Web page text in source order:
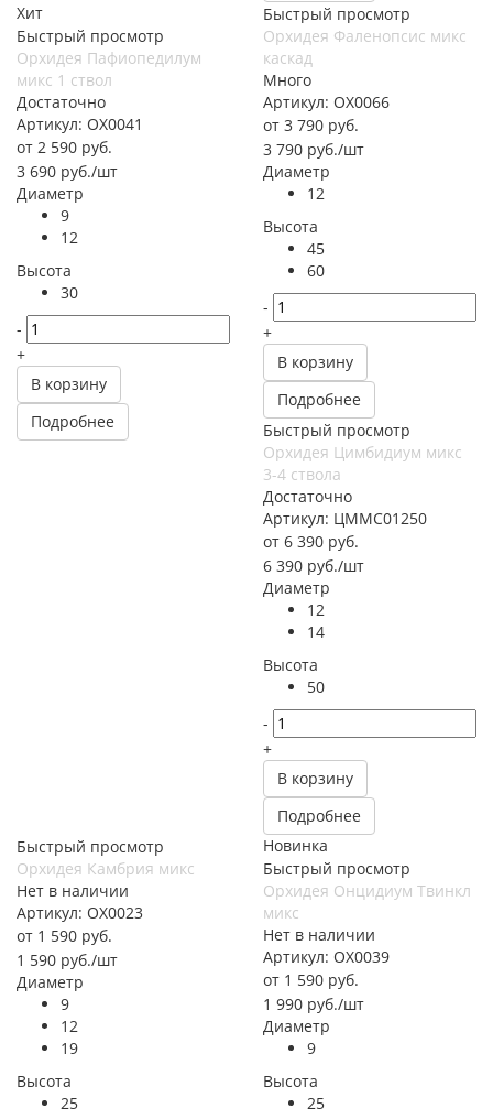
Хит
Быстрый просмотр
Орхидея Пафиопедилум
микс 1 ствол
Достаточно
Артикул: ОХ0041
от 2 590 руб.
3 690 руб./шт
Диаметр
9
12
Высота
30
-
+
В корзину
Подробнее
Быстрый просмотр
Орхидея Фаленопсис микс
каскад
Много
Артикул: ОХ0066
от 3 790 руб.
3 790 руб./шт
Диаметр
12
Высота
45
60
-
+
В корзину
Подробнее
Быстрый просмотр
Орхидея Цимбидиум микс
3-4 ствола
Достаточно
Артикул: ЦММС01250
от 6 390 руб.
6 390 руб./шт
Диаметр
12
14
Высота
50
-
+
В корзину
Подробнее
Быстрый просмотр
Орхидея Камбрия микс
Нет в наличии
Артикул: ОХ0023
от 1 590 руб.
1 590 руб./шт
Диаметр
9
12
19
Высота
25
Новинка
Быстрый просмотр
Орхидея Онцидиум Твинкл
микс
Нет в наличии
Артикул: ОХ0039
от 1 590 руб.
1 990 руб./шт
Диаметр
9
Высота
25